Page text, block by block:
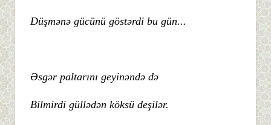
Düşmənə gücünü göstərdi bu gün...
Əsgər paltarını geyinəndə də
Bilmirdi güllədən köksü deşilər.